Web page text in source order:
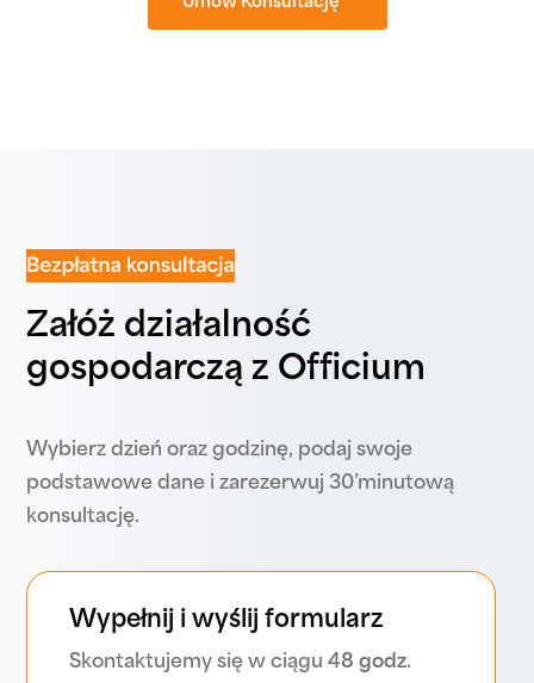
Załóż działalność
gospodarczą z Officium
Wybierz dzień oraz godzinę, podaj swoje
podstawowe dane i zarezerwuj 30’minutową
konsultację.
Wypełnij i wyślij formularz
Skontaktujemy się w ciągu48 godz.